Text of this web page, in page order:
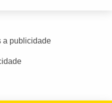
a publicidade